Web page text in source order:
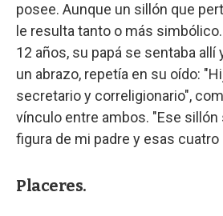
posee. Aunque un sillón que
le resulta tanto o más
12 años, su papá se sentaba allí
un abrazo, repetía en su oído:
secretario y correligionario",
vínculo entre ambos. "Ese
figura de mi padre y esas cuatro
Placeres.